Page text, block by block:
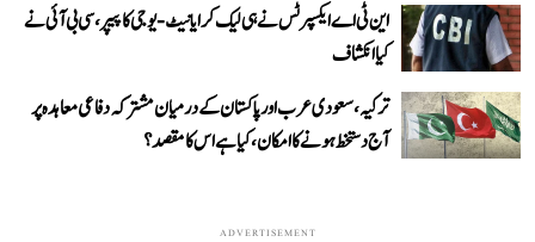
این ٹی اے ایکسپرٹس نے ہی لیک کرایا نیٹ-یوجی کا پیپر، سی بی آئی نے
کیا انکشاف
ترکیہ، سعودی عرب اور پاکستان کے درمیان مشترکہ دفاعی معاہدہ پر
آج دستخط ہونے کا امکان، کیا ہے اس کا مقصد؟
ADVERTISEMENT